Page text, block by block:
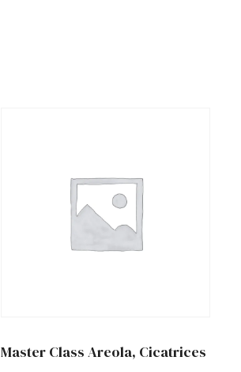
Master Class Areola, Cicatrices